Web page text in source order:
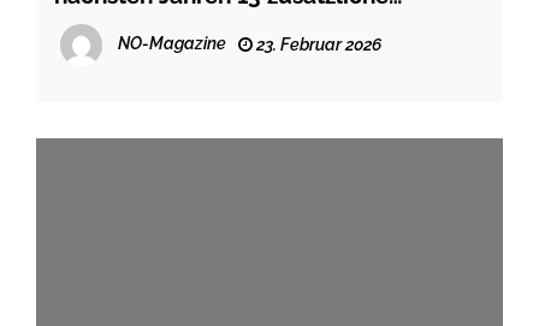
Schienenprojekte für knapp 900
Millionen Euro aufs Gleis
NO-Magazine 23. Februar 2026